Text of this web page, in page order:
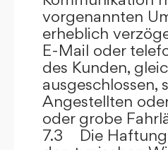
vorgenannten
erheblich
E-Mail oder
des Kunden,
ausgeschlossen,
Angestellten
oder grobe
7.3 Die Haftung